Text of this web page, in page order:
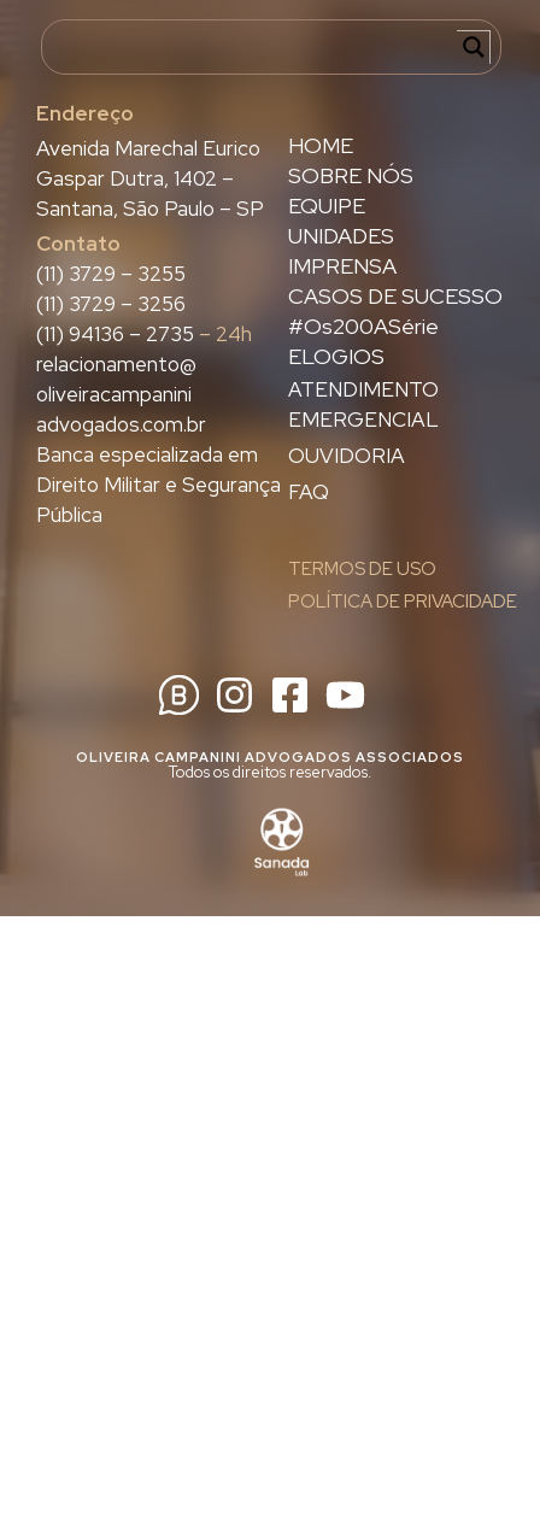
Endereço
HOME
SOBRE NÓS
EQUIPE
UNIDADES
IMPRENSA
CASOS DE SUCESSO
#Os200ASérie
ELOGIOS
ATENDIMENTO
EMERGENCIAL
OUVIDORIA
FAQ
TERMOS DE USO
POLÍTICA DE PRIVACIDADE
Avenida Marechal Eurico
Gaspar Dutra, 1402 –
Santana, São Paulo – SP
Contato
(11) 3729 – 3255
(11) 3729 – 3256
(11) 94136 – 2735 – 24h
relacionamento@
oliveiracampanini
advogados.com.br
Banca especializada em
Direito Militar e Segurança
Pública
OLIVEIRA CAMPANINI ADVOGADOS ASSOCIADOS
Todos os direitos reservados.